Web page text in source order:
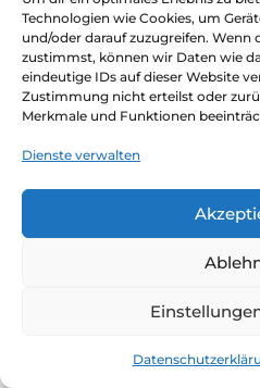
Technologien wie Cookies, um
und/oder darauf zuzugreifen. Wenn
zustimmst, können wir Daten wie
eindeutige IDs auf dieser Website
Zustimmung nicht erteilst oder
Merkmale und Funktionen
Dienste verwalten
Unsere Tochter
ersten Semester
Italienisch eine 5
sie verzweifelt war.